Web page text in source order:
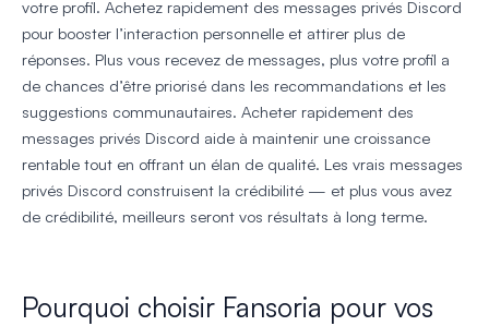
votre profil. Achetez rapidement des messages privés Discord
pour booster l’interaction personnelle et attirer plus de
réponses. Plus vous recevez de messages, plus votre profil a
de chances d’être priorisé dans les recommandations et les
suggestions communautaires. Acheter rapidement des
messages privés Discord aide à maintenir une croissance
rentable tout en offrant un élan de qualité. Les vrais messages
privés Discord construisent la crédibilité — et plus vous avez
de crédibilité, meilleurs seront vos résultats à long terme.
Pourquoi choisir Fansoria pour vos